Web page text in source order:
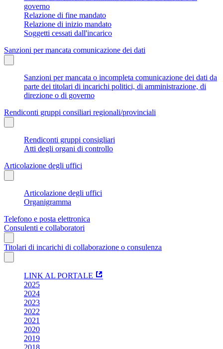
governo
Relazione di fine mandato
Relazione di inizio mandato
Soggetti cessati dall'incarico
Sanzioni per mancata comunicazione dei dati
Sanzioni per mancata o incompleta comunicazione dei dati da
parte dei titolari di incarichi politici, di amministrazione, di
direzione o di governo
Rendiconti gruppi consiliari regionali/provinciali
Rendiconti gruppi consigliari
Atti degli organi di controllo
Articolazione degli uffici
Articolazione degli uffici
Organigramma
Telefono e posta elettronica
Consulenti e collaboratori
Titolari di incarichi di collaborazione o consulenza
LINK AL PORTALE
2025
2024
2023
2022
2021
2020
2019
2018